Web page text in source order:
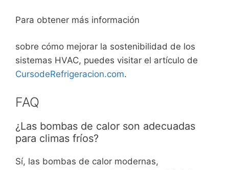
Para obtener más información
sobre cómo mejorar la sostenibilidad de los
sistemas HVAC, puedes visitar el artículo de
CursodeRefrigeracion.com.
FAQ
¿Las bombas de calor son adecuadas
para climas fríos?
Sí, las bombas de calor modernas,